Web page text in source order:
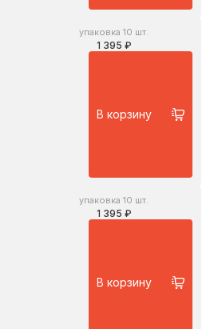
упаковка 10 шт.
1 395 ₽
В корзину
упаковка 10 шт.
1 395 ₽
В корзину